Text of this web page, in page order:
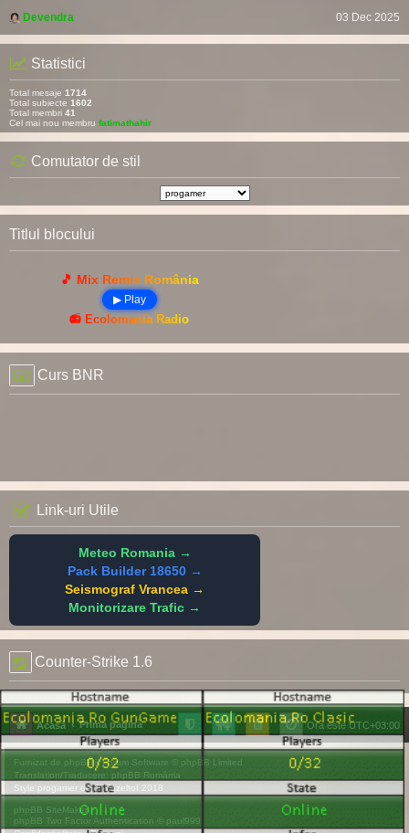
Devendra
03 Dec 2025
Statistici
Total mesaje 1714
Total subiecte 1602
Total membri 41
Cel mai nou membru fatimathahir
Comutator de stil
Titlul blocului
🎵 Mix Remix România
▶ Play
📻 Ecolomania Radio
Curs BNR
Link-uri Utile
Meteo Romania →
Pack Builder 18650 →
Seismograf Vrancea →
Monitorizare Trafic →
Counter-Strike 1.6
Acasă Prima pagină Ora este UTC+03:00
Furnizat de phpBB® Forum Software © phpBB Limited
Translation/Traducere: phpBB România
Style progamer de ©Mazeltof 2018
phpBB SiteMaker
phpBB Two Factor Authentication © paul999